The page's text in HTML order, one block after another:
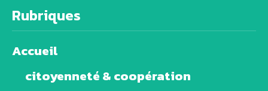
Rubriques
Accueil
citoyenneté & coopération